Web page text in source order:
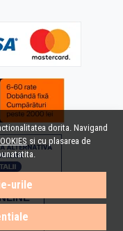
dorita. Navigand
si cu plasarea de
urile